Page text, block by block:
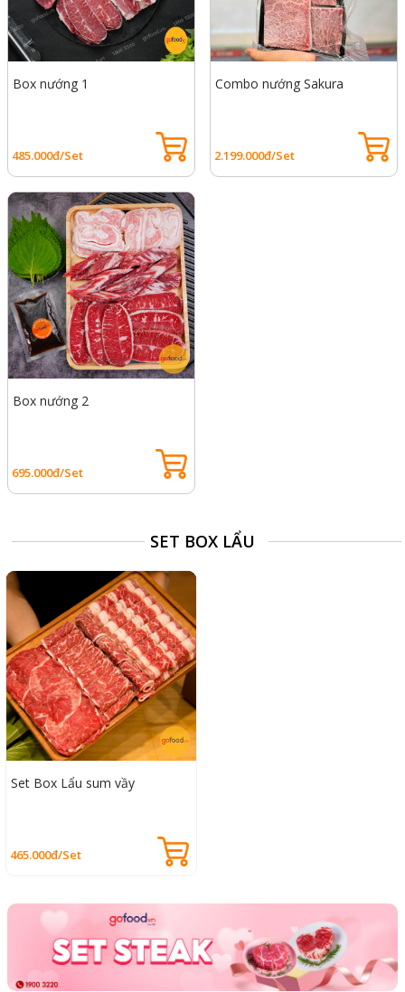
Box nướng 1
485.000đ/Set
Combo nướng Sakura
2.199.000đ/Set
Box nướng 2
695.000đ/Set
SET BOX LẨU
Set Box Lẩu sum vầy
465.000đ/Set